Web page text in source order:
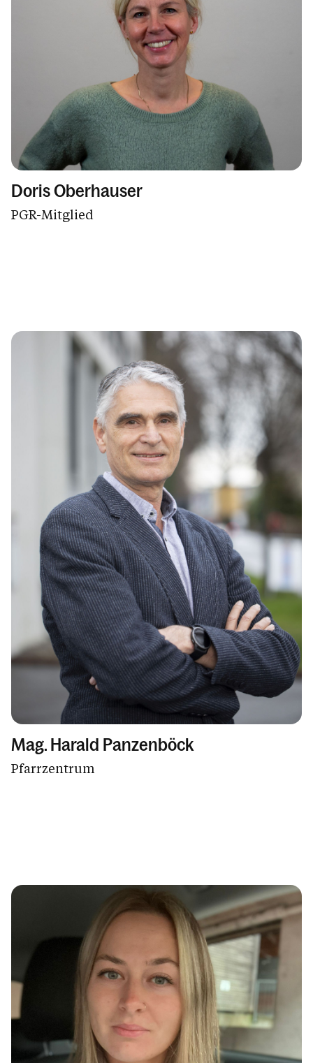
Doris Oberhauser
PGR-Mitglied
Mag. Harald Panzenböck
Pfarrzentrum